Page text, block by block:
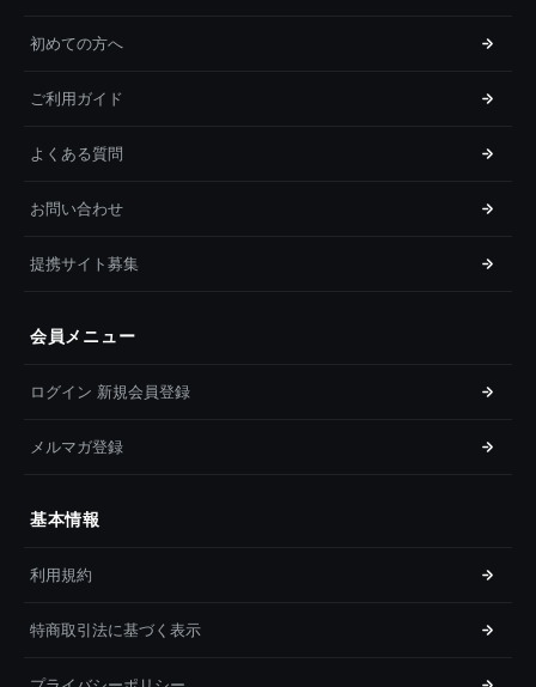
初めての方へ
ご利用ガイド
よくある質問
お問い合わせ
提携サイト募集
会員メニュー
ログイン 新規会員登録
メルマガ登録
基本情報
利用規約
特商取引法に基づく表示